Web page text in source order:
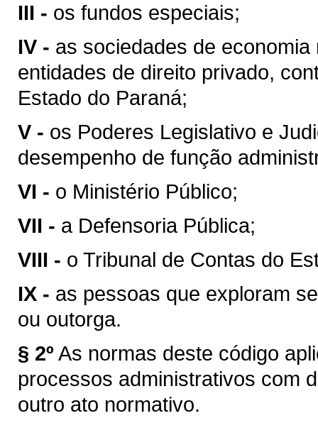
III - os fundos especiais;
IV - as sociedades de
entidades de direito privado,
Estado do Paraná;
V - os Poderes Legislativo e
desempenho de função
VI - o Ministério Público;
VII - a Defensoria Pública;
VIII - o Tribunal de Contas do
IX - as pessoas que exploram
ou outorga.
§ 2º As normas deste código
processos administrativos com
outro ato normativo.